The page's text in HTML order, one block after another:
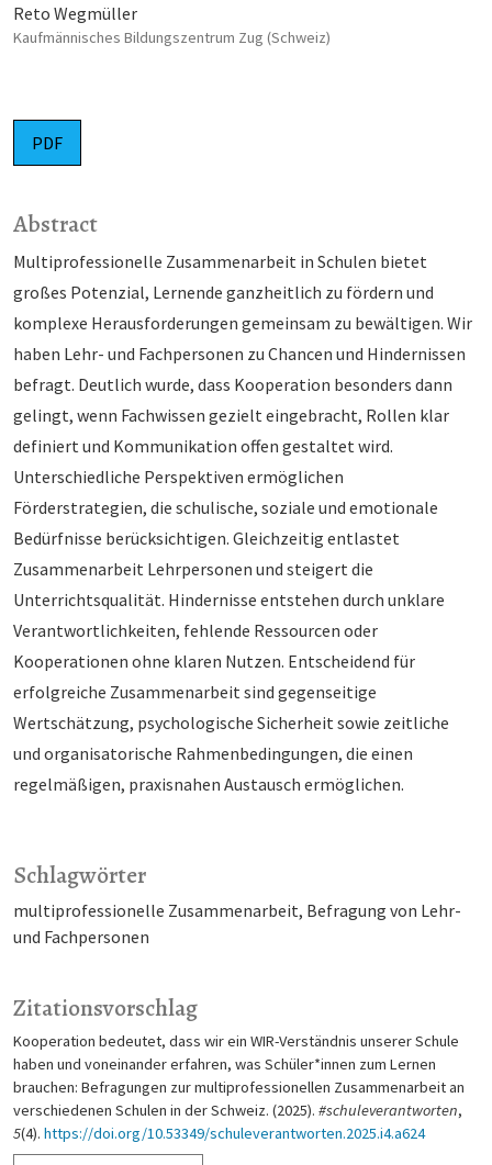
Reto Wegmüller
Kaufmännisches Bildungszentrum Zug (Schweiz)
PDF
Schlagwörter
multiprofessionelle Zusammenarbeit Befragung von Lehr-
und Fachpersonen
Zitationsvorschlag
Kooperation bedeutet, dass wir ein WIR-Verständnis unserer Schule
haben und voneinander erfahren, was Schüler*innen zum Lernen
brauchen: Befragungen zur multiprofessionellen Zusammenarbeit an
verschiedenen Schulen in der Schweiz. (2025). #schuleverantworten,
5(4). https://doi.org/10.53349/schuleverantworten.2025.i4.a624
Abstract
Multiprofessionelle Zusammenarbeit in Schulen bietet
großes Potenzial, Lernende ganzheitlich zu fördern und
komplexe Herausforderungen gemeinsam zu bewältigen. Wir
haben Lehr- und Fachpersonen zu Chancen und Hindernissen
befragt. Deutlich wurde, dass Kooperation besonders dann
gelingt, wenn Fachwissen gezielt eingebracht, Rollen klar
definiert und Kommunikation offen gestaltet wird.
Unterschiedliche Perspektiven ermöglichen
Förderstrategien, die schulische, soziale und emotionale
Bedürfnisse berücksichtigen. Gleichzeitig entlastet
Zusammenarbeit Lehrpersonen und steigert die
Unterrichtsqualität. Hindernisse entstehen durch unklare
Verantwortlichkeiten, fehlende Ressourcen oder
Kooperationen ohne klaren Nutzen. Entscheidend für
erfolgreiche Zusammenarbeit sind gegenseitige
Wertschätzung, psychologische Sicherheit sowie zeitliche
und organisatorische Rahmenbedingungen, die einen
regelmäßigen, praxisnahen Austausch ermöglichen.